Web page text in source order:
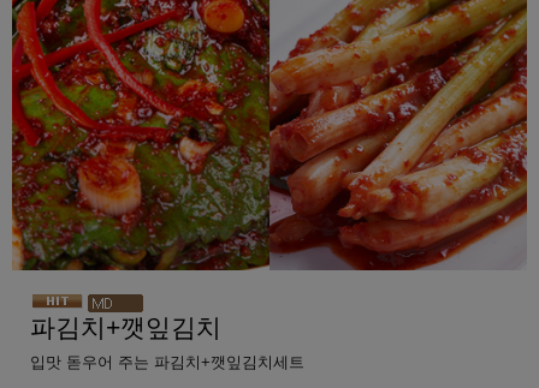
파김치+깻잎김치
입맛 돋우어 주는 파김치+깻잎김치세트